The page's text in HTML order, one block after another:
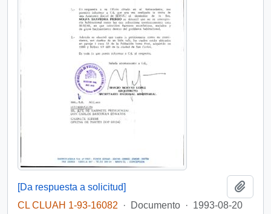
[Da respuesta a solicitud]
CL CLUAH 1-93-16082
· Documento · 1993-08-20